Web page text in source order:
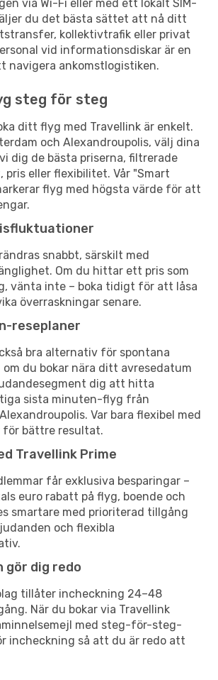
via Wi-Fi eller med ett lokalt SIM-
du det bästa sättet att nå ditt
kollektivtrafik eller privat
vid informationsdiskar är en
navigera ankomstlogistiken.
steg för steg
ditt flyg med Travellink är enkelt.
och Alexandroupolis, välj dina
dig de bästa priserna, filtrerade
eller flexibilitet. Vår "Smart
flyg med högsta värde för att
snabbt, särskilt med
Om du hittar ett pris som
vänta inte – boka tidigt för att låsa
överraskningar senare.
reseplaner
bra alternativ för spontana
om du bokar nära ditt avresedatum
dig att hitta
sista minuten-flyg från
Var bara flexibel med
för bättre resultat.
Travellink Prime
får exklusiva besparingar –
euro rabatt på flyg, boende och
smartare med prioriterad tillgång
och flexibla
gör dig redo
tillåter incheckning 24–48
När du bokar via Travellink
med steg-för-steg-
incheckning så att du är redo att